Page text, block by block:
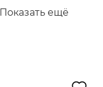
Показать ещё